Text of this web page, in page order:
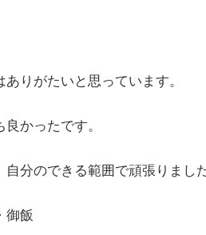
りがたいと思っています。
かったです。
分のできる範囲で頑張りました
御飯